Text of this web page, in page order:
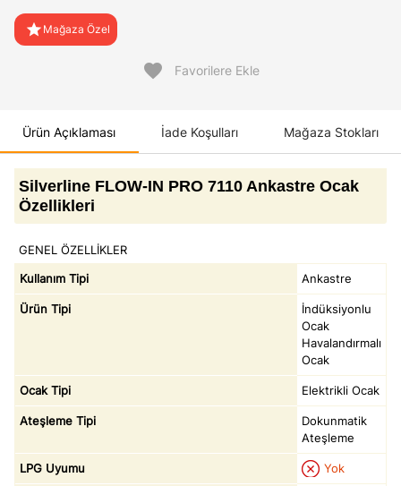
star Mağaza Özel
favorite Favorilere Ekle
Ürün Açıklaması İade Koşulları Mağaza Stokları
Silverline FLOW-IN PRO 7110 Ankastre Ocak
Özellikleri
GENEL ÖZELLİKLER
Kullanım Tipi
Ankastre
Ürün Tipi
İndüksiyonlu
Ocak
Havalandırmalı
Ocak
Ocak Tipi Elektrikli Ocak
Ateşleme Tipi
Dokunmatik
Ateşleme
LPG Uyumu Yok